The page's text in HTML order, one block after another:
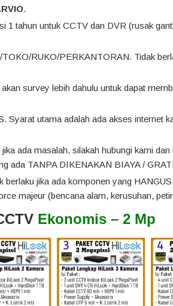
.
1 tahun untuk CCTV dan DVR (rusak
RUKO/PERKANTORAN. Tidak
survey lebih dahulu untuk dapat
Syarat utama adalah ada akses internet
ada masalah, silakah hubungi kami dan
ada TANPA DIKENAKAN BIAYA /
berlaku jika ada komponen yang
majeur (bencana alam, kerusuhan,
Ekonomis – 2 Mp